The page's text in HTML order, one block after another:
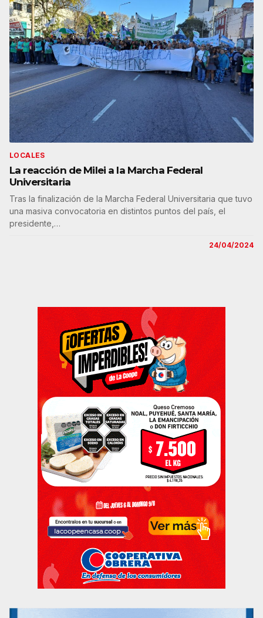
LOCALES
La reacción de Milei a la Marcha Federal
Universitaria
Tras la finalización de la Marcha Federal Universitaria que tuvo
una masiva convocatoria en distintos puntos del país, el
presidente,…
24/04/2024